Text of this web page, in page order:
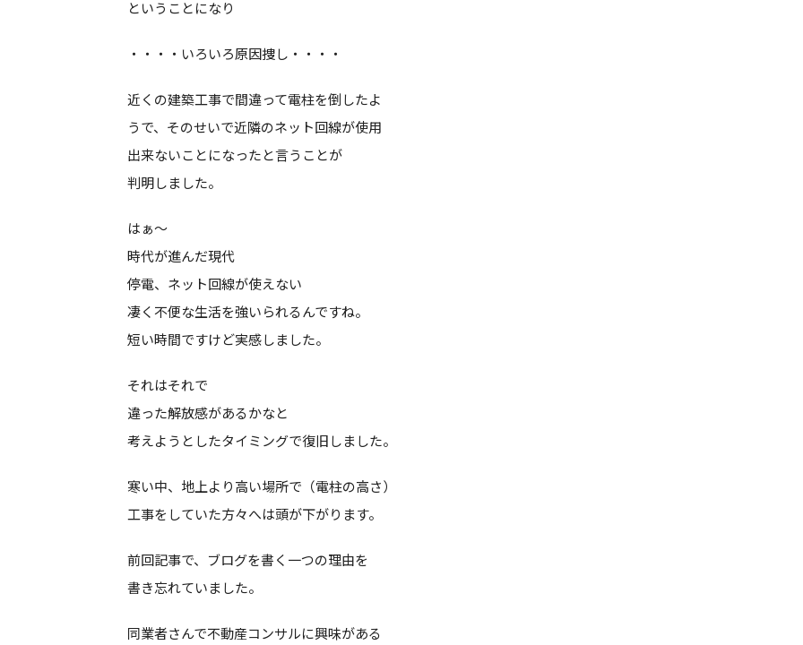
ということになり
・・・・いろいろ原因捜し・・・・
近くの建築工事で間違って電柱を倒したよ
うで、そのせいで近隣のネット回線が使用
出来ないことになったと言うことが
判明しました。
はぁ～
時代が進んだ現代
停電、ネット回線が使えない
凄く不便な生活を強いられるんですね。
短い時間ですけど実感しました。
それはそれで
違った解放感があるかなと
考えようとしたタイミングで復旧しました。
寒い中、地上より高い場所で（電柱の高さ）
工事をしていた方々へは頭が下がります。
前回記事で、ブログを書く一つの理由を
書き忘れていました。
同業者さんで不動産コンサルに興味がある